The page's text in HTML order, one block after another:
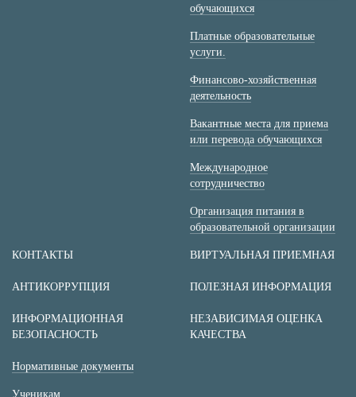
обучающихся
Платные образовательные
услуги.
Финансово-хозяйственная
деятельность
Вакантные места для приема
или перевода обучающихся
Международное
сотрудничество
Организация питания в
образовательной организации
КОНТАКТЫ ВИРТУАЛЬНАЯ ПРИЕМНАЯ
АНТИКОРРУПЦИЯ ПОЛЕЗНАЯ ИНФОРМАЦИЯ
ИНФОРМАЦИОННАЯ
БЕЗОПАСНОСТЬ
Нормативные документы
Ученикам
НЕЗАВИСИМАЯ ОЦЕНКА
КАЧЕСТВА